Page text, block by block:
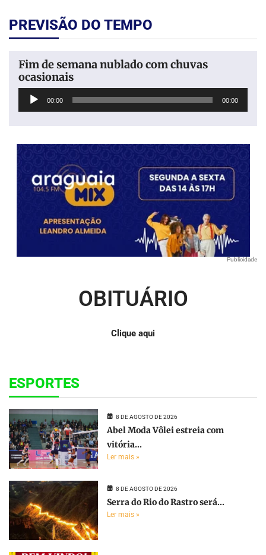
PREVISÃO DO TEMPO
Fim de semana nublado com chuvas
ocasionais
Tocador
00:00 00:00
Publicidade
OBITUÁRIO
Clique aqui
ESPORTES
8 DE AGOSTO DE 2026
Abel Moda Vôlei estreia com
vitória...
Ler mais »
8 DE AGOSTO DE 2026
Serra do Rio do Rastro será...
Ler mais »